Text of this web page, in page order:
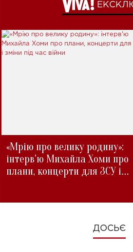
«Мрію про велику родину»:
інтерв'ю Михайла Хоми про
плани, концерти для ЗСУ і
ДОСЬЄ